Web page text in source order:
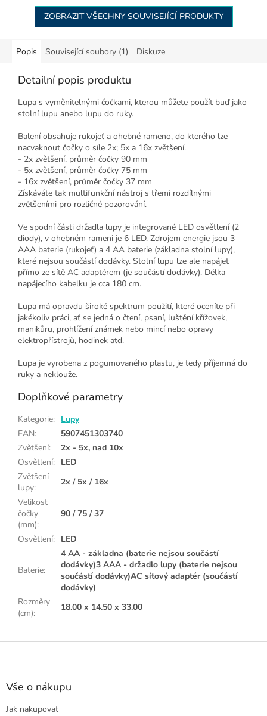
ZOBRAZIT VŠECHNY SOUVISEJÍCÍ PRODUKTY
Popis Související soubory (1) Diskuze
Detailní popis produktu
Lupa s vyměnitelnými čočkami, kterou můžete použít buď jako
stolní lupu anebo lupu do ruky.
Balení obsahuje rukojeť a ohebné rameno, do kterého lze
nacvaknout čočky o síle 2x; 5x a 16x zvětšení.
- 2x zvětšení, průměr čočky 90 mm
- 5x zvětšení, průměr čočky 75 mm
- 16x zvětšení, průměr čočky 37 mm
Získáváte tak multifunkční nástroj s třemi rozdílnými
zvětšeními pro rozličné pozorování.
Ve spodní části držadla lupy je integrované LED osvětlení (2
diody), v ohebném rameni je 6 LED. Zdrojem energie jsou 3
AAA baterie (rukojeť) a 4 AA baterie (základna stolní lupy),
které nejsou součástí dodávky. Stolní lupu lze ale napájet
přímo ze sítě AC adaptérem (je součástí dodávky). Délka
napájecího kabelku je cca 180 cm.
Lupa má opravdu široké spektrum použití, které oceníte při
jakékoliv práci, ať se jedná o čtení, psaní, luštění křížovek,
manikůru, prohlížení známek nebo mincí nebo opravy
elektropřístrojů, hodinek atd.
Lupa je vyrobena z pogumovaného plastu, je tedy příjemná do
ruky a neklouže.
Doplňkové parametry
Kategorie: Lupy
EAN:
5907451303740
Zvětšení:
2x - 5x, nad 10x
Osvětlení: LED
Zvětšení
lupy:
2x / 5x / 16x
Velikost
čočky
(mm):
90 / 75 / 37
Osvětlení: LED
Baterie:
4 AA - základna (baterie nejsou součástí
dodávky)3 AAA - držadlo lupy (baterie nejsou
součástí dodávky)AC síťový adaptér (součástí
dodávky)
Rozměry
(cm):
18.00 x 14.50 x 33.00
Z
Vše o nákupu
Jak nakupovat